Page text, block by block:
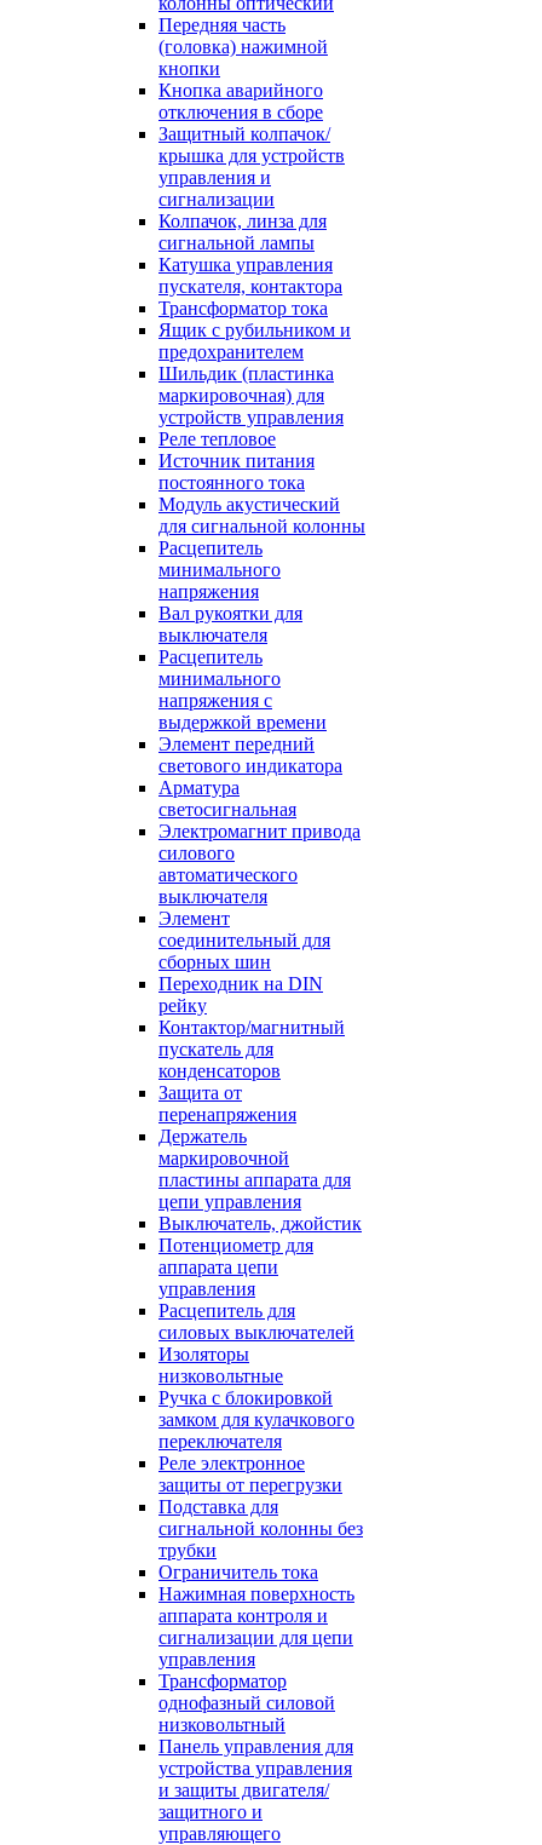
Передняя часть
(головка) нажимной
кнопки
Кнопка аварийного
отключения в сборе
Защитный колпачок/
крышка для устройств
управления и
сигнализации
Колпачок, линза для
сигнальной лампы
Катушка управления
пускателя, контактора
Трансформатор тока
Ящик с рубильником и
предохранителем
Шильдик (пластинка
маркировочная) для
устройств управления
Реле тепловое
Источник питания
постоянного тока
Модуль акустический
для сигнальной колонны
Расцепитель
минимального
напряжения
Вал рукоятки для
выключателя
Расцепитель
минимального
напряжения с
выдержкой времени
Элемент передний
светового индикатора
Арматура
светосигнальная
Электромагнит привода
силового
автоматического
выключателя
Элемент
соединительный для
сборных шин
Переходник на DIN
рейку
Контактор/магнитный
пускатель для
конденсаторов
Защита от
перенапряжения
Держатель
маркировочной
пластины аппарата для
цепи управления
Выключатель, джойстик
Потенциометр для
аппарата цепи
управления
Расцепитель для
силовых выключателей
Изоляторы
низковольтные
Ручка с блокировкой
замком для кулачкового
переключателя
Реле электронное
защиты от перегрузки
Подставка для
сигнальной колонны без
трубки
Ограничитель тока
Нажимная поверхность
аппарата контроля и
сигнализации для цепи
управления
Трансформатор
однофазный силовой
низковольтный
Панель управления для
устройства управления
и защиты двигателя/
защитного и
управляющего